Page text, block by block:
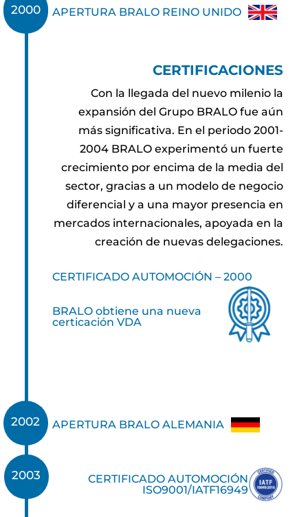
2000 APERTURA BRALO REINO UNIDO
CERTIFICACIONES
Con la llegada del nuevo milenio la
expansión del Grupo BRALO fue aún
más significativa. En el periodo 2001-
2004 BRALO experimentó un fuerte
crecimiento por encima de la media del
sector, gracias a un modelo de negocio
diferencial y a una mayor presencia en
mercados internacionales, apoyada en la
creación de nuevas delegaciones.
CERTIFICADO AUTOMOCIÓN – 2000
BRALO obtiene una nueva
certicación VDA
2001
2002 APERTURA BRALO ALEMANIA
CERTIFICADO AUTOMOCIÓN
ISO9001/IATF16949
2003